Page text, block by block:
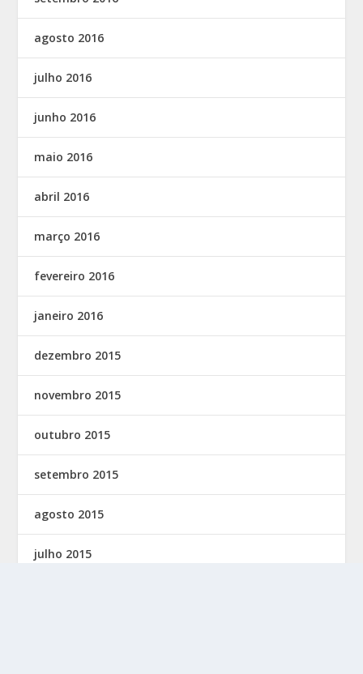
agosto 2016
julho 2016
junho 2016
maio 2016
abril 2016
março 2016
fevereiro 2016
janeiro 2016
dezembro 2015
novembro 2015
outubro 2015
setembro 2015
agosto 2015
julho 2015